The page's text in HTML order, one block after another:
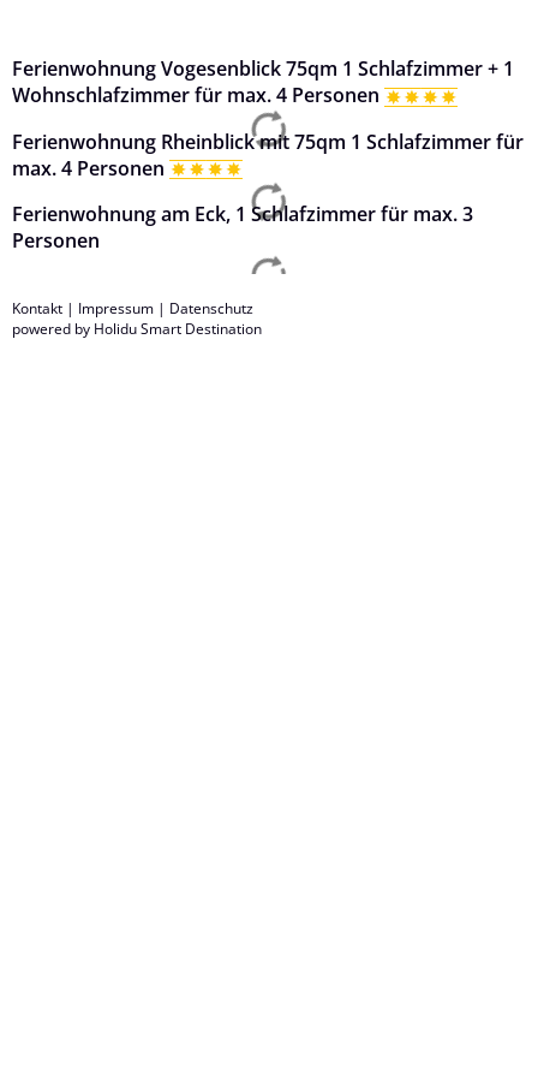
Ferienwohnung Vogesenblick 75qm 1 Schlafzimmer + 1
Wohnschlafzimmer für max. 4 Personen
Ferienwohnung Rheinblick mit 75qm 1 Schlafzimmer für
max. 4 Personen
Ferienwohnung am Eck, 1 Schlafzimmer für max. 3
Personen
Kontakt | Impressum | Datenschutz
powered by Holidu Smart Destination